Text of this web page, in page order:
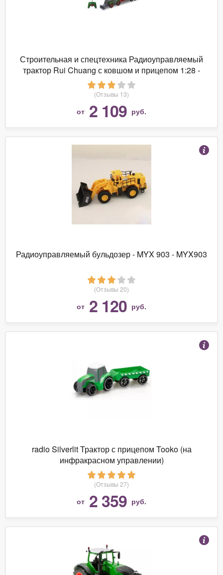
Строительная и спецтехника Радиоуправляемый
трактор Rui Chuang с ковшом и прицепом 1:28 -
QY8301(DEF)
(Отзывы 13)
от 2 109 руб.
Радиоуправляемый бульдозер - MYX 903 - MYX903
(Отзывы 20)
от 2 120 руб.
radio Silverlit Трактор с прицепом Tooko (на
инфракрасном управлении)
(Отзывы 27)
от 2 359 руб.